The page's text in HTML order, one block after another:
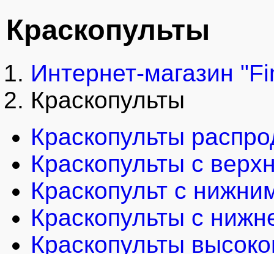
Краскопульты
Интернет-магазин
Краскопульты
Краскопульты
Краскопульты с
Краскопульт с
Краскопульты с
Краскопульты